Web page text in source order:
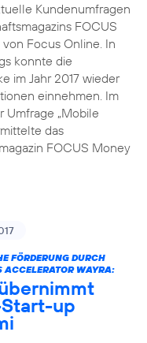
Kundenumfragen
FOCUS
Focus Online. In
konnte die
im Jahr 2017 wieder
einnehmen. Im
Umfrage „Mobile
das
FOCUS Money
FÖRDERUNG DURCH
ACCELERATOR WAYRA:
up